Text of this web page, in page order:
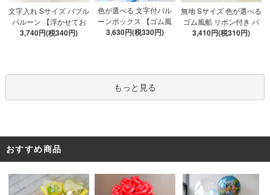
文字入れ Sサイズ バブル
バルーン 【浮かせてお
届け】 バルーン
3,740円(税340円)
色が選べる 文字付バル
ーンボックス 【ゴム風
船&文字パーツ付き】 DI
ツ52枚 推し活
3,630円(税330円)
無地 Sサイズ 色が選べる
ゴム風船 リボン付き バ
ブルバルーン 【浮かせ
3,410円(税310円)
もっと見る
おすすめ商品